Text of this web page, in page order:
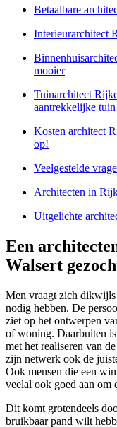
Betaalbare
Interieurarchitect
mooier
Tuinarchitect
aantrekkelijke tuin
Kosten architect
op!
Veelgestelde
Architecten in
Uitgelichte
Een
Walsert
Men vraagt zich dikwijls
nodig hebben. De
ziet op het ontwerpen
of woning. Daarbuiten
met het realiseren van
zijn netwerk ook de
Ook mensen die een
veelal ook goed aan om
Dit komt grotendeels
bruikbaar pand wilt